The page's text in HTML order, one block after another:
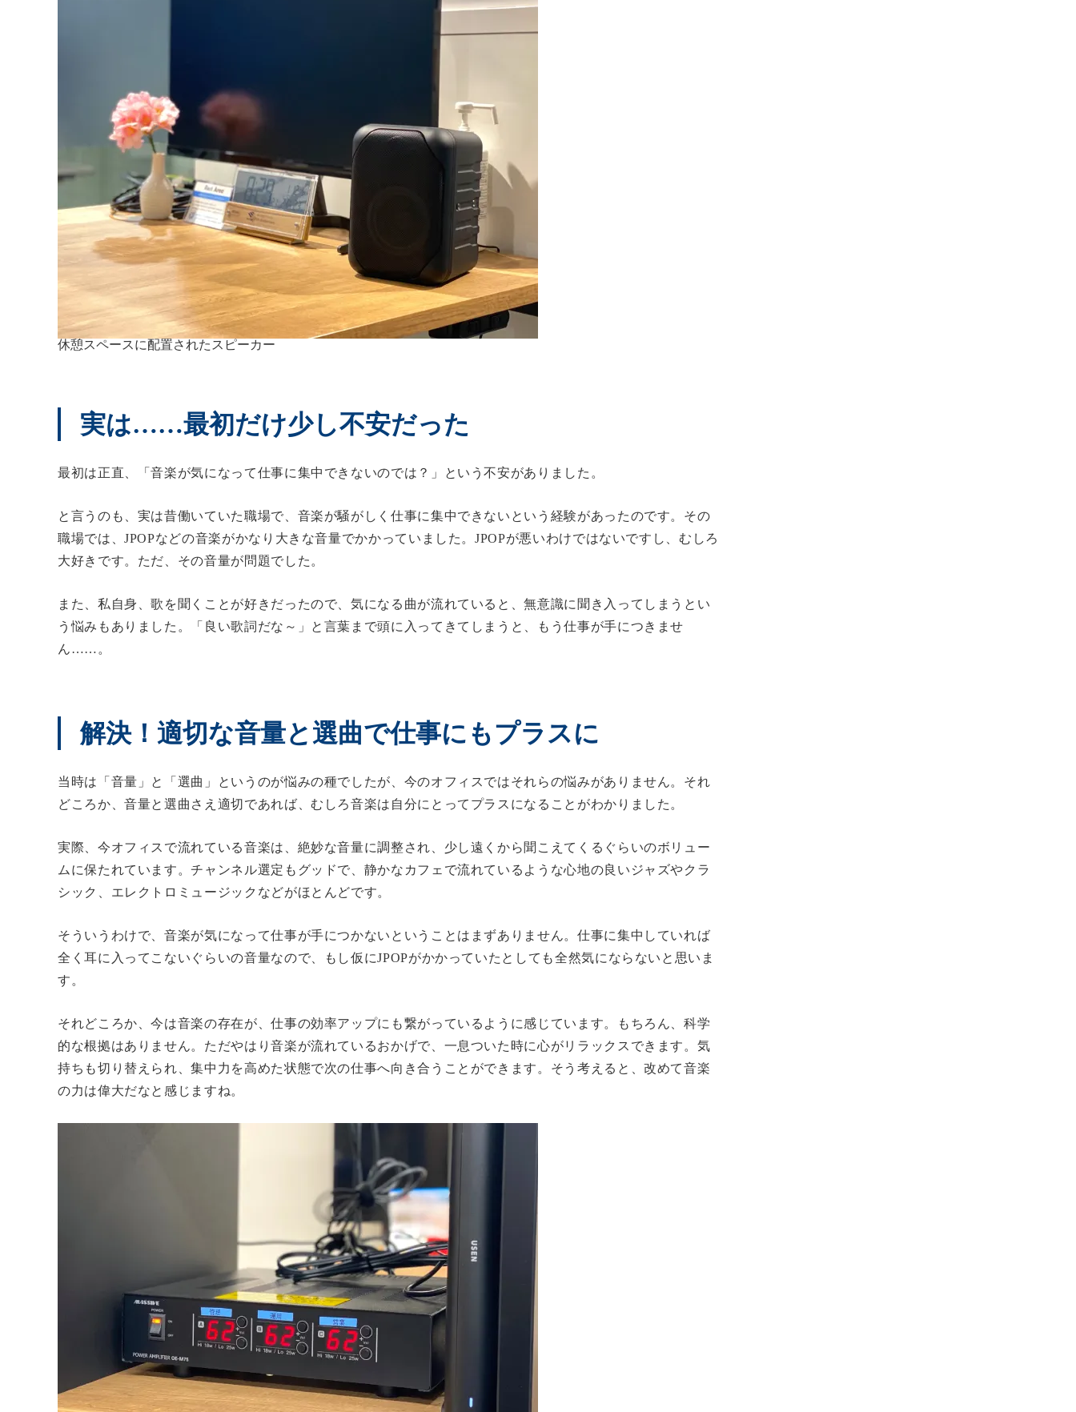
休憩スペースに配置されたスピーカー
実は……最初だけ少し不安だった
最初は正直、「音楽が気になって仕事に集中できないのでは？」という不安がありました。
と言うのも、実は昔働いていた職場で、音楽が騒がしく仕事に集中できないという経験があったのです。その
職場では、JPOPなどの音楽がかなり大きな音量でかかっていました。JPOPが悪いわけではないですし、むしろ
大好きです。ただ、その音量が問題でした。
また、私自身、歌を聞くことが好きだったので、気になる曲が流れていると、無意識に聞き入ってしまうとい
う悩みもありました。「良い歌詞だな～」と言葉まで頭に入ってきてしまうと、もう仕事が手につきませ
ん……。
解決！適切な音量と選曲で仕事にもプラスに
当時は「音量」と「選曲」というのが悩みの種でしたが、今のオフィスではそれらの悩みがありません。それ
どころか、音量と選曲さえ適切であれば、むしろ音楽は自分にとってプラスになることがわかりました。
実際、今オフィスで流れている音楽は、絶妙な音量に調整され、少し遠くから聞こえてくるぐらいのボリュー
ムに保たれています。チャンネル選定もグッドで、静かなカフェで流れているような心地の良いジャズやクラ
シック、エレクトロミュージックなどがほとんどです。
そういうわけで、音楽が気になって仕事が手につかないということはまずありません。仕事に集中していれば
全く耳に入ってこないぐらいの音量なので、もし仮にJPOPがかかっていたとしても全然気にならないと思いま
す。
それどころか、今は音楽の存在が、仕事の効率アップにも繋がっているように感じています。もちろん、科学
的な根拠はありません。ただやはり音楽が流れているおかげで、一息ついた時に心がリラックスできます。気
持ちも切り替えられ、集中力を高めた状態で次の仕事へ向き合うことができます。そう考えると、改めて音楽
の力は偉大だなと感じますね。